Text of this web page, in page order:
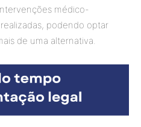
médico-
podendo optar
de uma alternativa.